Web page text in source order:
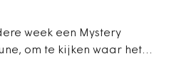
infrastructuur, milieu,
provincies en
al met de nieuwe
Volgens planning
week een Mystery
om te kijken waar het
te geven voor